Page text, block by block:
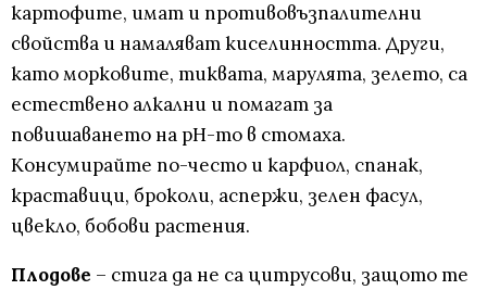
картофите, имат и противовъзпалителни
свойства и намаляват киселинността. Други,
като морковите, тиквата, марулята, зелето, са
естествено алкални и помагат за
повишаването на pH-то в стомаха.
Консумирайте по-често и карфиол, спанак,
краставици, броколи, аспержи, зелен фасул,
цвекло, бобови растения.
Плодове – стига да не са цитрусови, защото те